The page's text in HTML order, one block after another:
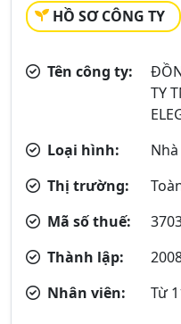
HỒ SƠ CÔNG TY
Tên công ty:
TY
Loại hình:
Thị trường:
Mã số thuế:
Thành lập:
Nhân viên:
Từ